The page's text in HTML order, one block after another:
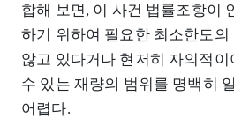
합해 보면, 이 사건 법률조항이
하기 위하여 필요한 최소한도의
않고 있다거나 현저히 자의적이
수 있는 재량의 범위를 명백히
어렵다.